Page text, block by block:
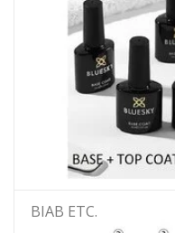
BIAB ETC.